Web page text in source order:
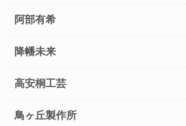
阿部有希
降幡未来
高安桐工芸
鳥ヶ丘製作所